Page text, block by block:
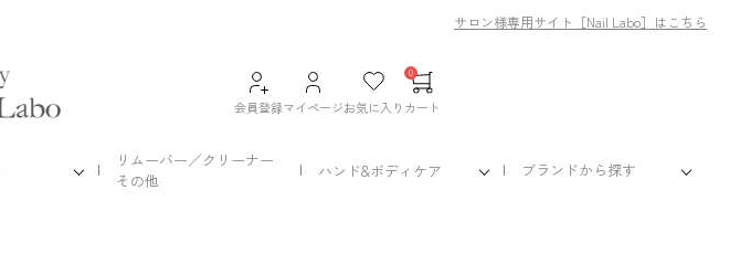
サロン様専用サイト［Nail Labo］はこちら
会員登録マイページお気に入り カート
0
リムーバー／クリーナー
その他
ハンド&ボディケア ブランドから探す